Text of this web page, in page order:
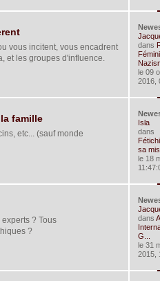
vous incitent, vous encadrent
et les groupes d'influence.
dans
le 09
2016,
famille
etc... (sauf monde
Isla
dans
sa
le 18
? Tous
?
dans
G...
le 31
2015,